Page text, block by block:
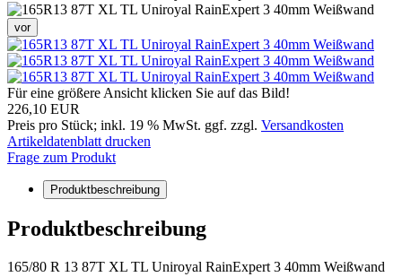
vor
Für eine größere Ansicht klicken Sie auf das Bild!
226,10 EUR
Preis pro Stück; inkl. 19 % MwSt. ggf. zzgl. Versandkosten
Artikeldatenblatt drucken
Frage zum Produkt
Produktbeschreibung
Produktbeschreibung
165/80 R 13 87T XL TL Uniroyal RainExpert 3 40mm Weißwand